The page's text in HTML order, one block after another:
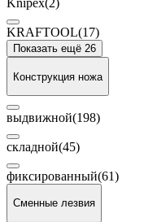
Knipex(2)
KRAFTOOL(17)
Показать ещё 26
Конструкция ножа
выдвижной(198)
складной(45)
фиксированный(61)
Сменные лезвия